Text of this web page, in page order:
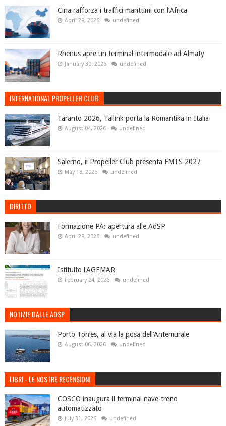
Cina rafforza i traffici marittimi con l’Africa
April 29, 2026 undefined
Rhenus apre un terminal intermodale ad Almaty
January 30, 2026 undefined
INTERNATIONAL PROPELLER CLUB
Taranto 2026, Tallink porta la Romantika in Italia
August 04, 2026 undefined
Salerno, il Propeller Club presenta FMTS 2027
May 18, 2026 undefined
DIRITTO
Formazione PA: apertura alle AdSP
April 28, 2026 undefined
Istituito l'AGEMAR
February 24, 2026 undefined
NOTIZIE DALLE ADSP
Porto Torres, al via la posa dell’Antemurale
August 06, 2026 undefined
LIBRI - LE NOSTRE RECENSIONI
COSCO inaugura il terminal nave-treno
automatizzato
July 31, 2026 undefined